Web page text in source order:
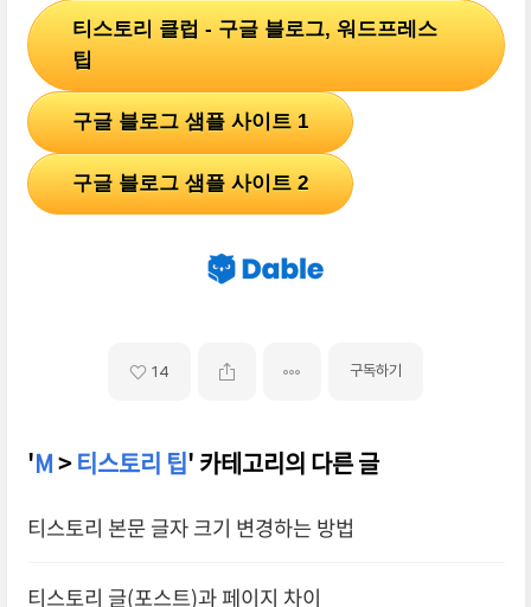
티스토리 클럽 - 구글 블로그, 워드프레스
팁
구글 블로그 샘플 사이트 1
구글 블로그 샘플 사이트 2
14 구독하기
'M>티스토리 팁' 카테고리의 다른 글
티스토리 본문 글자 크기 변경하는 방법
티스토리 글(포스트)과 페이지 차이